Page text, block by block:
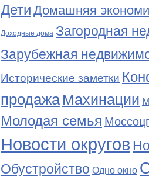
Дети Домашняя
Доходные дома Загородная
Зарубежная
Исторические заметки
продажа Махинации
Молодая семья
Новости округов
Обустройство Одно окно